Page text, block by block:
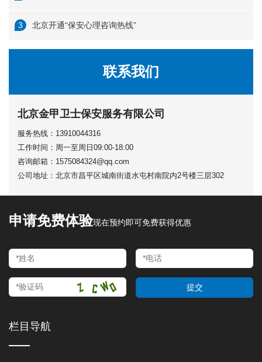
北京开通“保安心理咨询热线”
联系我们
北京金甲卫士保安服务有限公司
服务热线： 13910044316
工作时间： 周一至周日09:00-18:00
咨询邮箱： 1575084324@qq.com
公司地址： 北京市昌平区城南街道水屯村南院内2号楼三层302
申请免费体验现在预约即可免费获得优惠
提交
栏目导航